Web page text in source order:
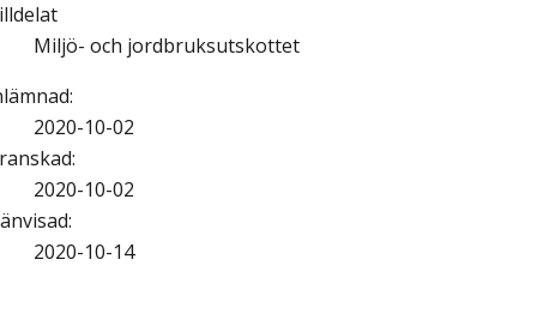
Miljö- och jordbruksutskottet
:
2020-10-02
:
2020-10-02
:
2020-10-14